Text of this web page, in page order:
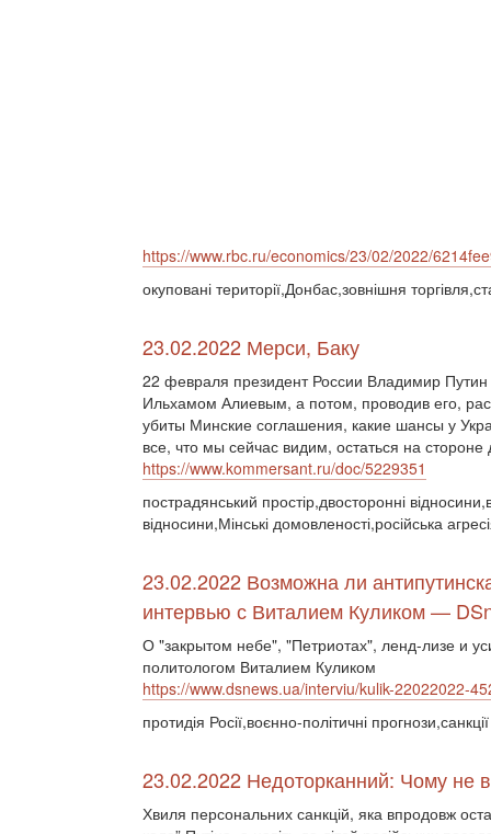
https://www.rbc.ru/economics/23/02/2022/
окуповані території,Донбас,зовнішня
23.02.2022 Мерси, Баку
22 февраля президент России Владимир
Ильхамом Алиевым, а потом, проводив его,
убиты Минские соглашения, какие шансы у
все, что мы сейчас видим, остаться на стороне
https://www.kommersant.ru/doc/5229351
пострадянський простір,двосторонні
відносини,Мінські домовленості,російська
23.02.2022 Возможна ли
интервью с Виталием Куликом —
О "закрытом небе", "Петриотах", ленд-лизе и
политологом Виталием Куликом
https://www.dsnews.ua/interviu/kulik-22022022-
протидія Росії,воєнно-політичні прогнози,санкції
23.02.2022 Недоторканний: Чому не
Хвиля персональних санкцій, яка впродовж